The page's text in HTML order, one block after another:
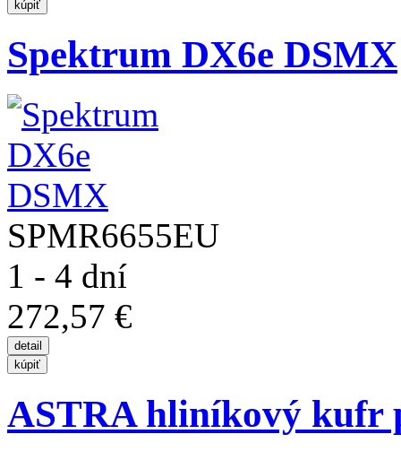
Spektrum DX6e DSMX
SPMR6655EU
1 - 4 dní
272,57 €
ASTRA hliníkový kufr